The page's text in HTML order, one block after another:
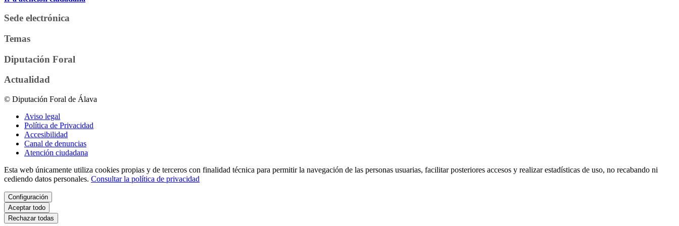
Sede electrónica
Temas
Diputación Foral
Actualidad
© Diputación Foral de Álava
Aviso legal
Política de Privacidad
Accesibilidad
Canal de denuncias
Atención ciudadana
Esta web únicamente utiliza cookies propias y de terceros con finalidad técnica para permitir la navegación de las personas usuarias, facilitar posteriores accesos y realizar estadísticas de uso, no recabando ni
cediendo datos personales. Consultar la política de privacidad
Configuración
Aceptar todo
Rechazar todas